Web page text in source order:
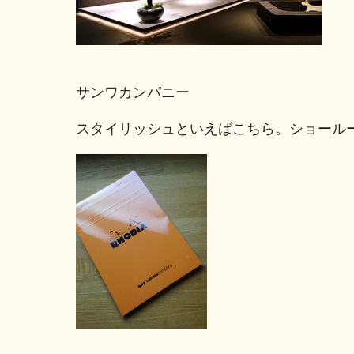
サンワカンパニー
スタイリッシュといえばこちら。ショール